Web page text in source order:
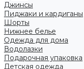
Джинсы
Пиджаки и кардиганы
Шорты
Нижнее белье
Одежда для дома
Водолазки
Подарочная упаковка
Детская одежда